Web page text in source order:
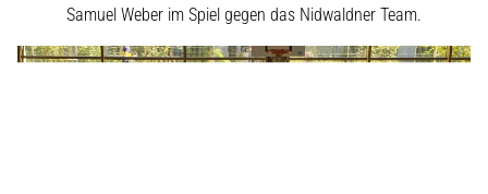
Samuel Weber im Spiel gegen das Nidwaldner Team.